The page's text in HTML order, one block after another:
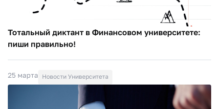
Тотальный диктант в Финансовом университете:
пиши правильно!
25 марта Новости Университета